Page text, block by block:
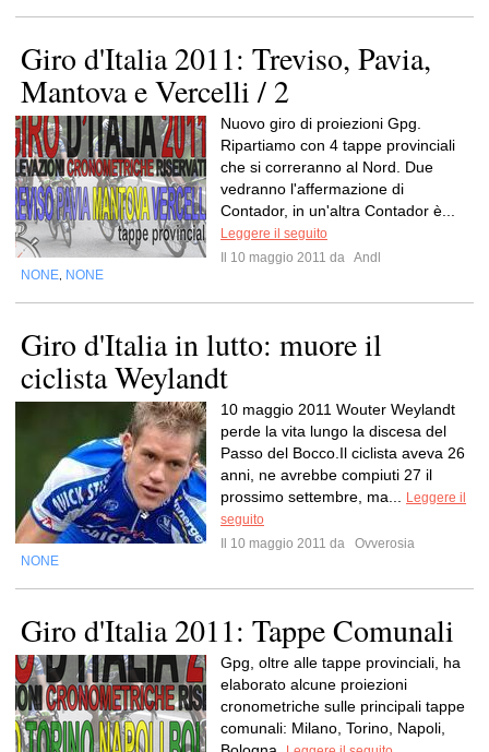
Giro d'Italia 2011: Treviso, Pavia,
Mantova e Vercelli / 2
Nuovo giro di proiezioni Gpg.
Ripartiamo con 4 tappe provinciali
che si correranno al Nord. Due
vedranno l'affermazione di
Contador, in un'altra Contador è...
Leggere il seguito
Il 10 maggio 2011 da Andl
NONE NONE
Giro d'Italia in lutto: muore il
ciclista Weylandt
10 maggio 2011 Wouter Weylandt
perde la vita lungo la discesa del
Passo del Bocco.Il ciclista aveva 26
anni, ne avrebbe compiuti 27 il
prossimo settembre, ma...
Leggere il
seguito
Il 10 maggio 2011 da
Ovverosia
NONE
Giro d'Italia 2011: Tappe Comunali
Gpg, oltre alle tappe provinciali, ha
elaborato alcune proiezioni
cronometriche sulle principali tappe
comunali: Milano, Torino, Napoli,